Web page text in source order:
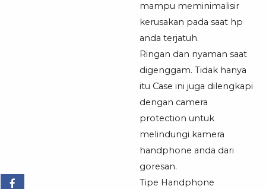
mampu meminimalisir
kerusakan pada saat hp
anda terjatuh.
Ringan dan nyaman saat
digenggam. Tidak hanya
itu Case ini juga dilengkapi
dengan camera
protection untuk
melindungi kamera
handphone anda dari
goresan.
Tipe Handphone